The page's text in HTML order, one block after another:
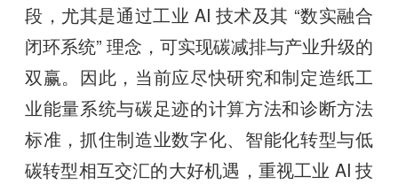
段，尤其是通过工业 AI 技术及其 “数实融合
闭环系统” 理念，可实现碳减排与产业升级的
双赢。因此，当前应尽快研究和制定造纸工
业能量系统与碳足迹的计算方法和诊断方法
标准，抓住制造业数字化、智能化转型与低
碳转型相互交汇的大好机遇，重视工业 AI 技